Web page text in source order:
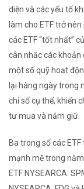
diện và các yếu tố
làm cho ETF trở
các ETF “tốt nhất”
cân nhắc các
một số quỹ hoạt
lại hàng ngày trong
chỉ số cụ thể, khiến
tư mua và nắm giữ.
Ba trong số các
mạnh mẽ trong
ETF NYSEARCA: